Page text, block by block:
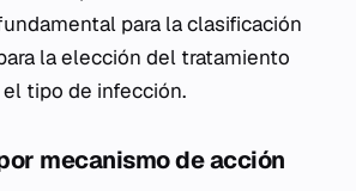
para la clasificación
la elección del tratamiento
tipo de infección.
mecanismo de acción